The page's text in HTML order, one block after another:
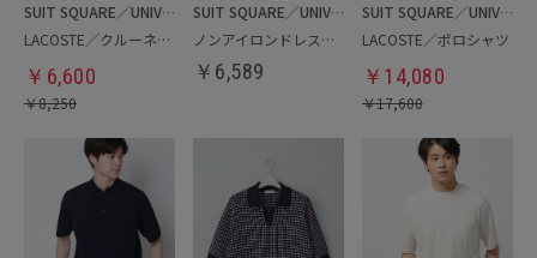
SUIT SQUARE／UNIVERSAL LANGUAGE
LACOSTE／クルーネックTシャツ
￥ 6,600
￥8,250
SUIT SQUARE／UNIVERSAL LANGUAGE
ノンアイロンドレスシャツ
￥ 6,589
SUIT SQUARE／UNIVERSAL LANGUAGE
LACOSTE／ポロシャツ
￥ 14,080
￥17,600